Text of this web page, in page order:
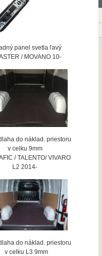
panel svetla ľavý
/ MOVANO 10-
do náklad. priestoru
9mm
/ TALENTO/ VIVARO
2014-
do náklad. priestoru
L3 9mm